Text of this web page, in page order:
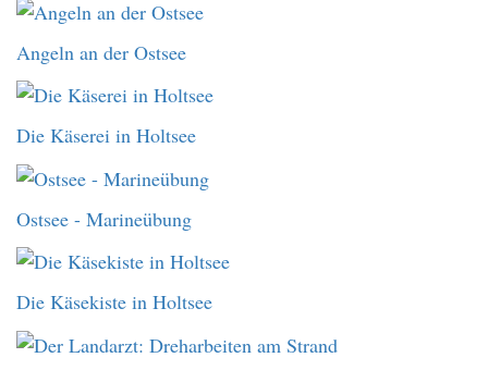
Angeln an der Ostsee
Die Käserei in Holtsee
Ostsee - Marineübung
Die Käsekiste in Holtsee